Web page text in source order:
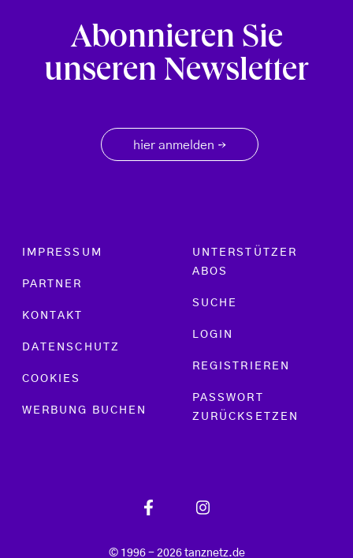
Abonnieren Sie
unseren Newsletter
hier anmelden →
Footer menu
IMPRESSUM
PARTNER
KONTAKT
DATENSCHUTZ
COOKIES
WERBUNG BUCHEN
UNTERSTÜTZER
ABOS
SUCHE
LOGIN
REGISTRIEREN
PASSWORT
ZURÜCKSETZEN
© 1996 - 2026 tanznetz.de